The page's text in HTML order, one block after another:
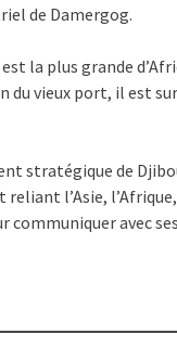
de Damergog.
la plus grande
du vieux port, il est
stratégique de
l’Asie,
communiquer avec